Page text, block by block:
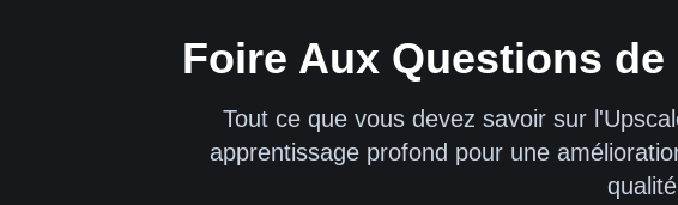
Foire Aux Questions
Tout ce que vous devez savoir sur
apprentissage profond pour une